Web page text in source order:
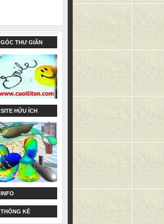
GÓC THƯ GIÃN
SITE HỮU ÍCH
INFO
THỐNG KÊ